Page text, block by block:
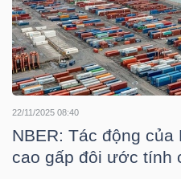
22/11/2025 08:40
NBER: Tác động
cao gấp đôi ước tính
BẤT
ĐỘNG
SẢN
TÀI